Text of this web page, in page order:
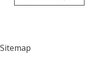
Aşırı
Sitemap